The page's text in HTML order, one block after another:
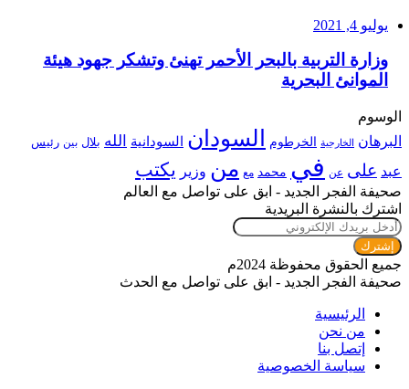
يوليو 4, 2021
وزارة التربية بالبحر الأحمر تهنئ وتشكر جهود هيئة
الموانئ البحرية
الوسوم
البرهان
الخارجية الخرطوم السودان السودانية الله بلال بين رئيس
عبد على عن في محمد مع من وزير يكتب
صحيفة الفجر الجديد - ابق على تواصل مع العالم
اشترك بالنشرة البريدية
أدخل
بريدك
الإلكتروني
جميع الحقوق محفوظة 2024م
صحيفة الفجر الجديد - ابق على تواصل مع الحدث
الرئيسية
من نحن
إتصل بنا
سياسة الخصوصية